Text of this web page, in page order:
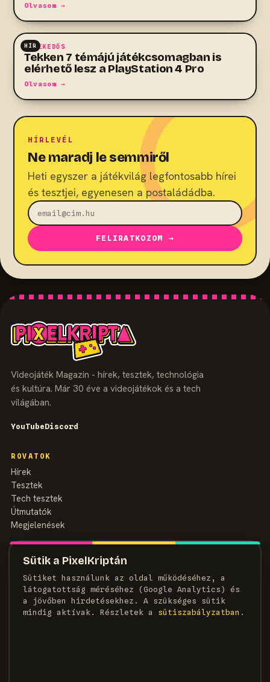
Sütik a PixelKriptán
Sütiket használunk az oldal működéséhez, a
látogatottság méréséhez (Google Analytics) és
a jövőben hirdetésekhez. A szükséges sütik
mindig aktívak. Részletek a
süti­szabályzatban .
Olvasom →
HÍR
VEREKEDŐS
Tekken 7 témájú játékcsomagban is
elérhető lesz a PlayStation 4 Pro
Olvasom →
HÍRLEVÉL
Ne maradj le semmiről
Heti egyszer a játékvilág legfontosabb hírei
és tesztjei, egyenesen a postaládádba.
FELIRATKOZOM →
Videojáték Magazin - hírek, tesztek, technológia
és kultúra. Már 30 éve a videojátékok és a tech
világában.
YouTubeDiscord
ROVATOK
Hírek
Tesztek
Tech tesztek
Útmutatók
Megjelenések
MAGAZIN
Szerzők
Médiaajánlat
Kapcsolat